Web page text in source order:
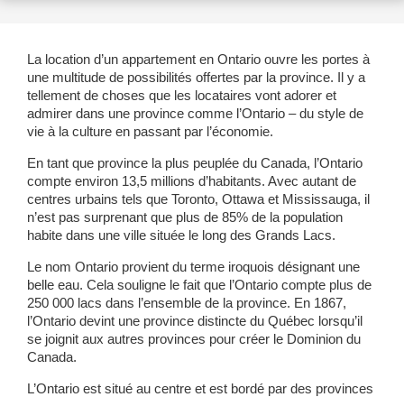
La location d’un appartement en Ontario ouvre les portes à
une multitude de possibilités offertes par la province. Il y a
tellement de choses que les locataires vont adorer et
admirer dans une province comme l’Ontario – du style de
vie à la culture en passant par l’économie.
En tant que province la plus peuplée du Canada, l’Ontario
compte environ 13,5 millions d’habitants. Avec autant de
centres urbains tels que Toronto, Ottawa et Mississauga, il
n’est pas surprenant que plus de 85% de la population
habite dans une ville située le long des Grands Lacs.
Le nom Ontario provient du terme iroquois désignant une
belle eau. Cela souligne le fait que l’Ontario compte plus de
250 000 lacs dans l’ensemble de la province. En 1867,
l’Ontario devint une province distincte du Québec lorsqu’il
se joignit aux autres provinces pour créer le Dominion du
Canada.
L’Ontario est situé au centre et est bordé par des provinces